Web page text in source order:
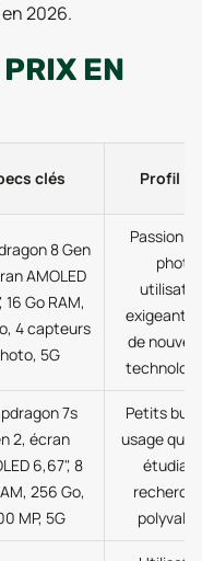
2026.
EN
clés Profil
8 Gen
AMOLED
16 Go RAM,
4 capteurs
5G
photo,
de
7s
2, écran
6,67", 8
256 Go,
MP, 5G
Petits
usage